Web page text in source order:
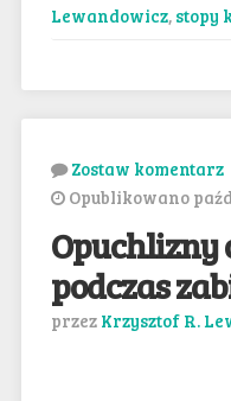
Lewandowicz, stopy
Zostaw komentarz
Opublikowano
Opuchlizny
podczas
przez Krzysztof R.